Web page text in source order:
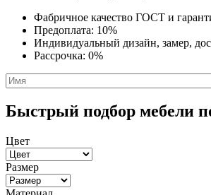
Фабричное качество ГОСТ и
Предоплата: 10%
Индивидуальный дизайн, замер,
Рассрочка: 0%
Быстрый подбор мебели
Цвет
Размер